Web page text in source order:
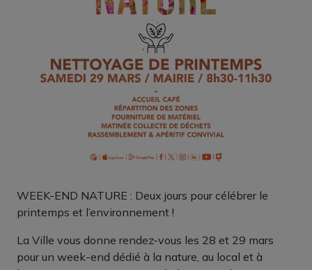
WEEK-END NATURE : Deux jours pour célébrer le
printemps et l’environnement !
La Ville vous donne rendez-vous les 28 et 29 mars
pour un week-end dédié à la nature, au local et à